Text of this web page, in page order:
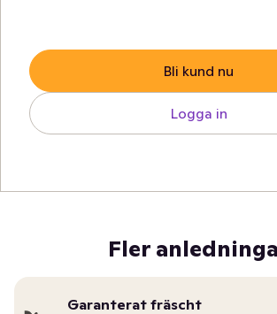
Bli kund nu
Logga in
Fler
Garanterat fräscht